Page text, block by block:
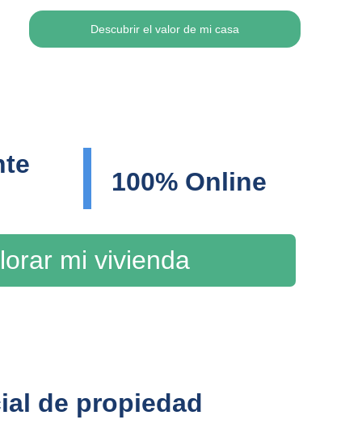
Descubrir el valor de mi casa
mi vivienda
100% Online
de propiedad